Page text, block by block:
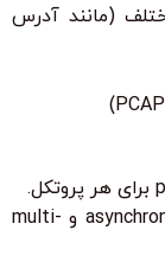
(مانند آدرس
استفاده از asynchronous programming و multi-